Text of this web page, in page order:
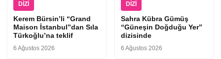
DIZI
Kerem Bürsin’li “Grand
Maison İstanbul”dan Sıla
Türkoğlu’na teklif
6 Ağustos 2026
DIZI
Sahra Kübra Gümüş
“Güneşin Doğduğu Yer”
dizisinde
6 Ağustos 2026